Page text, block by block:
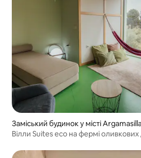
Заміський будинок у місті
a
Вілли Suites eco на фермі